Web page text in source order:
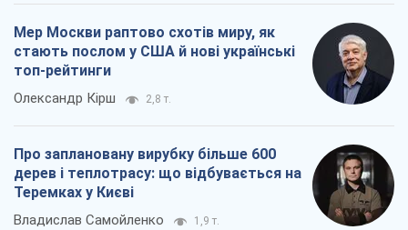
Мер Москви раптово схотів миру, як
стають послом у США й нові українські
топ-рейтинги
Олександр Кірш 2,8 т.
Про заплановану вирубку більше 600
дерев і теплотрасу: що відбувається на
Теремках у Києві
Владислав Самойленко 1,9 т.